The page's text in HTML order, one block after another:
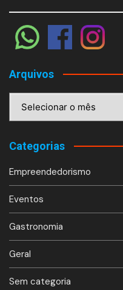
Arquivos
Categorias
Empreendedorismo
Eventos
Gastronomia
Geral
Sem categoria